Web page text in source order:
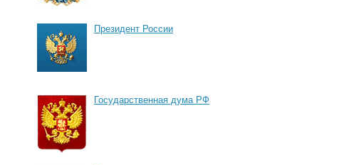
Президент России
Государственная дума РФ